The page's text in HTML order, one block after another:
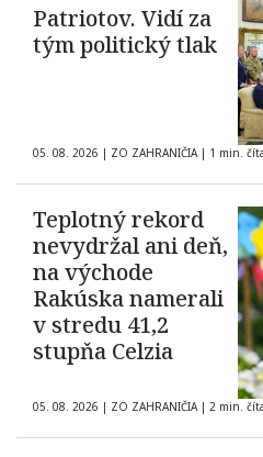
Patriotov. Vidí za
tým politický tlak
05. 08. 2026 | ZO ZAHRANIČIA | 1 min.
Teplotný rekord
nevydržal ani deň,
na východe
Rakúska namerali
v stredu 41,2
stupňa Celzia
05. 08. 2026 | ZO ZAHRANIČIA | 2 min.